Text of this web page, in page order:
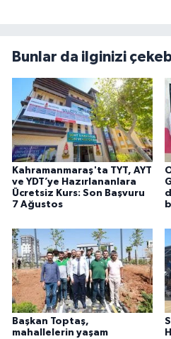
Bunlar da ilginizi
Kahramanmaraş'ta TYT, AYT
ve YDT’ye Hazırlananlara
Ücretsiz Kurs: Son Başvuru
7 Ağustos
Başkan Toptaş,
mahallelerin yaşam